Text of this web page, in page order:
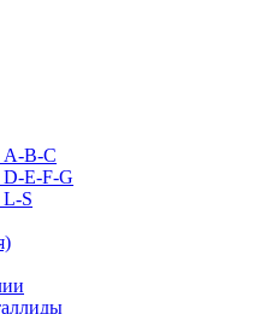
A-B-C
D-E-F-G
L-S